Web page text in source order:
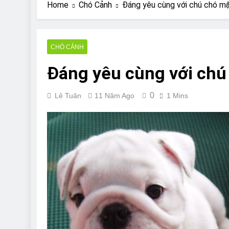
Are Bulldogs
7 Năm Ago
Can Bulldogs
7 Năm Ago
Home Chó Cảnh Đáng yêu cùng với chú chó
CHÓ CẢNH
Đáng yêu cùng với
Lê Tuân 11 Năm Ago 0 1 Mins